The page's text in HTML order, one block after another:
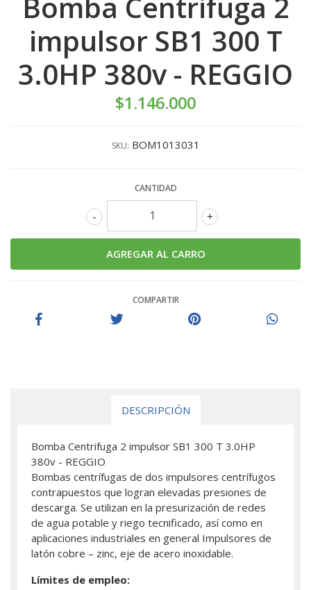
impulsor SB1 300 T
3.0HP 380v - REGGIO
$1.146.000
SKU: BOM1013031
CANTIDAD
+
-
COMPARTIR
DESCRIPCIÓN
Bomba Centrifuga 2 impulsor SB1 300 T 3.0HP
380v - REGGIO
Bombas centrífugas de dos impulsores centrífugos
contrapuestos que logran elevadas presiones de
descarga. Se utilizan en la presurización de redes
de agua potable y riego tecnificado, así como en
aplicaciones industriales en general Impulsores de
latón cobre – zinc, eje de acero inoxidable.
Límites de empleo: